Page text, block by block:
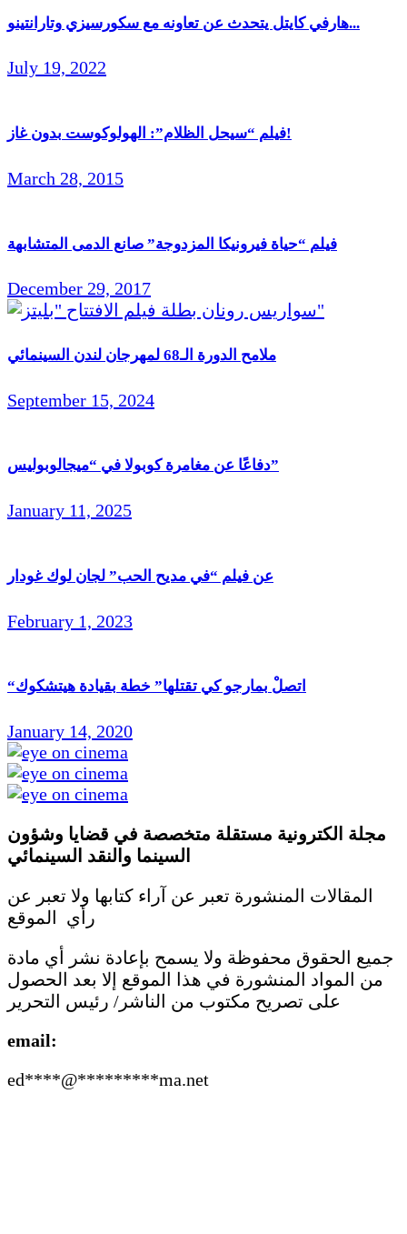
هارفي كايتل يتحدث عن تعاونه مع سكورسيزي وتارانتينو...
July 19, 2022
فيلم “سيحل الظلام”: الهولوكوست بدون غاز!
March 28, 2015
فيلم “حياة فيرونيكا المزدوجة” صانع الدمى المتشابهة
December 29, 2017
ملامح الدورة الـ68 لمهرجان لندن السينمائي
September 15, 2024
دفاعًا عن مغامرة كوبولا في “ميجالوبوليس”
January 11, 2025
عن فيلم “في مديح الحب” لجان لوك غودار
February 1, 2023
“اتصلْ بمارجو كي تقتلها” خطة بقيادة هيتشكوك
January 14, 2020
مجلة الكترونية مستقلة متخصصة في قضايا وشؤون
السينما والنقد السينمائي
المقالات المنشورة تعبر عن آراء كتابها ولا تعبر عن
رأي الموقع
جميع الحقوق محفوظة ولا يسمح بإعادة نشر أي مادة
من المواد المنشورة في هذا الموقع إلا بعد الحصول
على تصريح مكتوب من الناشر/ رئيس التحرير
email:
ed****@*********ma.net